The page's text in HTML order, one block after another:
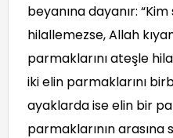
beyanına dayanır:
hilallemezse, Allah
parmaklarını ateşle
iki elin parmaklarını
ayaklarda ise elin bir
parmaklarının arasına